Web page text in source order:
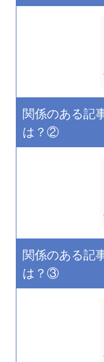
関係のある記
は？②
関係のある記
は？③